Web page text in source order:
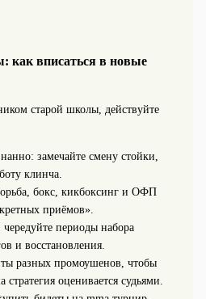
как вписаться в новые
старой школы, действуйте
замечайте смену стойки,
клинча.
бокс, кикбоксинг и ОФП
приёмов».
периоды набора
и восстановления.
разных промоушенов, чтобы
оценивается судьями.